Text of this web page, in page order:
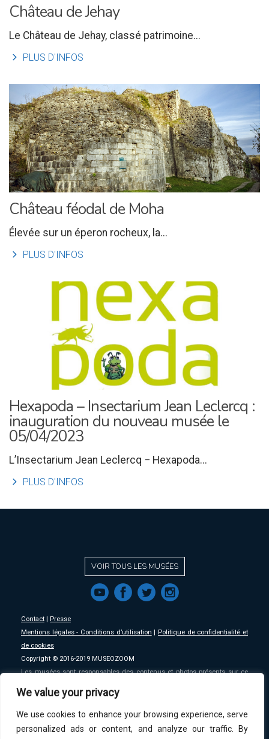
We value your privacy
We use cookies to enhance your browsing experience, serve
personalized ads or content, and analyze our traffic. By
Château de Jehay
Le Château de Jehay, classé patrimoine...
l PLUS D'INFOS
Château féodal de Moha
Élevée sur un éperon rocheux, la...
l PLUS D'INFOS
Hexapoda – Insectarium Jean Leclercq :
inauguration du nouveau musée le
05/04/2023
L’Insectarium Jean Leclercq − Hexapoda...
l PLUS D'INFOS
VOIR TOUS LES MUSÉES
f a b e
Contact | Presse
Mentions légales - Conditions d’utilisation | Politique de confidentialité et
de cookies
Copyright © 2016-2019 MUSEOZOOM
Les musées sont responsables des contenus et photos présents sur ce
An initative ofMSW.